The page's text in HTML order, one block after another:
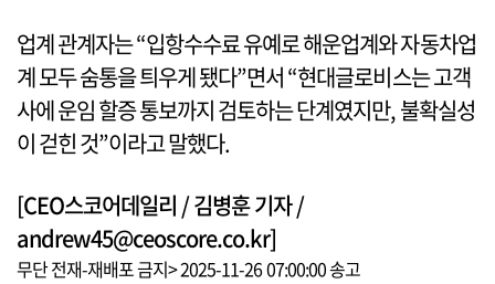
업계 관계자는 “입항수수료 유예로 해운업계와 자동차업
계 모두 숨통을 틔우게 됐다”면서 “현대글로비스는 고객
사에 운임 할증 통보까지 검토하는 단계였지만, 불확실성
이 걷힌 것”이라고 말했다.
[CEO스코어데일리 / 김병훈 기자 /
andrew45@ceoscore.co.kr]
무단 전재-재배포 금지> 2025-11-26 07:00:00 송고